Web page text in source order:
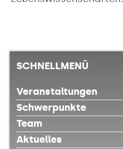
SCHNELLMENÜ
Veranstaltungen
Schwerpunkte
Team
Aktuelles